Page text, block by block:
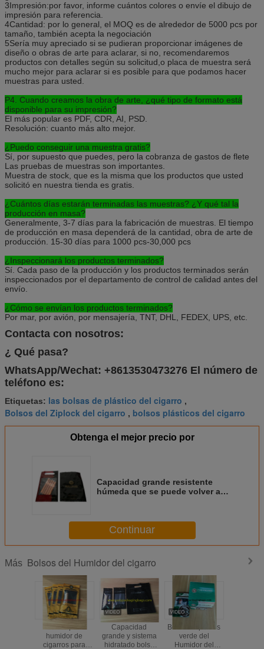
3Impresión:por favor, informe cuántos colores o envíe el dibujo de
impresión para referencia.
4Cantidad: por lo general, el MOQ es de alrededor de 5000 pcs por
tamaño, también acepta la negociación
5Sería muy apreciado si se pudieran proporcionar imágenes de
diseño o obras de arte para aclarar, si no, recomendaremos
productos con detalles según su solicitud,o placa de muestra será
mucho mejor para aclarar si es posible para que podamos hacer
muestras para usted.
P4. Cuando creamos la obra de arte, ¿qué tipo de formato está
disponible para su impresión?
El más popular es PDF, CDR, AI, PSD.
Resolución: cuanto más alto mejor.
¿Puedo conseguir una muestra gratis?
Sí, por supuesto que puedes, pero la cobranza de gastos de flete
Las pruebas de muestras son importantes.
Muestra de stock, que es la misma que los productos que usted
solicitó en nuestra tienda es gratis.
¿Cuántos días estarán terminadas las muestras? ¿Y qué tal la
producción en masa?
Generalmente, 3-7 días para la fabricación de muestras. El tiempo
de producción en masa dependerá de la cantidad, obra de arte de
producción. 15-30 días para 1000 pcs-30,000 pcs
¿Inspeccionará los productos terminados?
Sí. Cada paso de la producción y los productos terminados serán
inspeccionados por el departamento de control de calidad antes del
envío.
¿Cómo se envían los productos terminados?
Por mar, por avión, por mensajería, TNT, DHL, FEDEX, UPS, etc.
Contacta con nosotros:
¿ Qué pasa?
WhatsApp/Wechat: +8613530473276 El número de
teléfono es:
Etiquetas: las bolsas de plástico del cigarro ,
Bolsos del Ziplock del cigarro , bolsos plásticos del cigarro
Obtenga el mejor precio por
Capacidad grande resistente
húmeda que se puede volver a
Continuar
Más Bolsos del Humidor del cigarro
humidor de
cigarros para
Capacidad
grande y sistema
hidratado bolso
Bolsos impresos
verde del
Humidor del